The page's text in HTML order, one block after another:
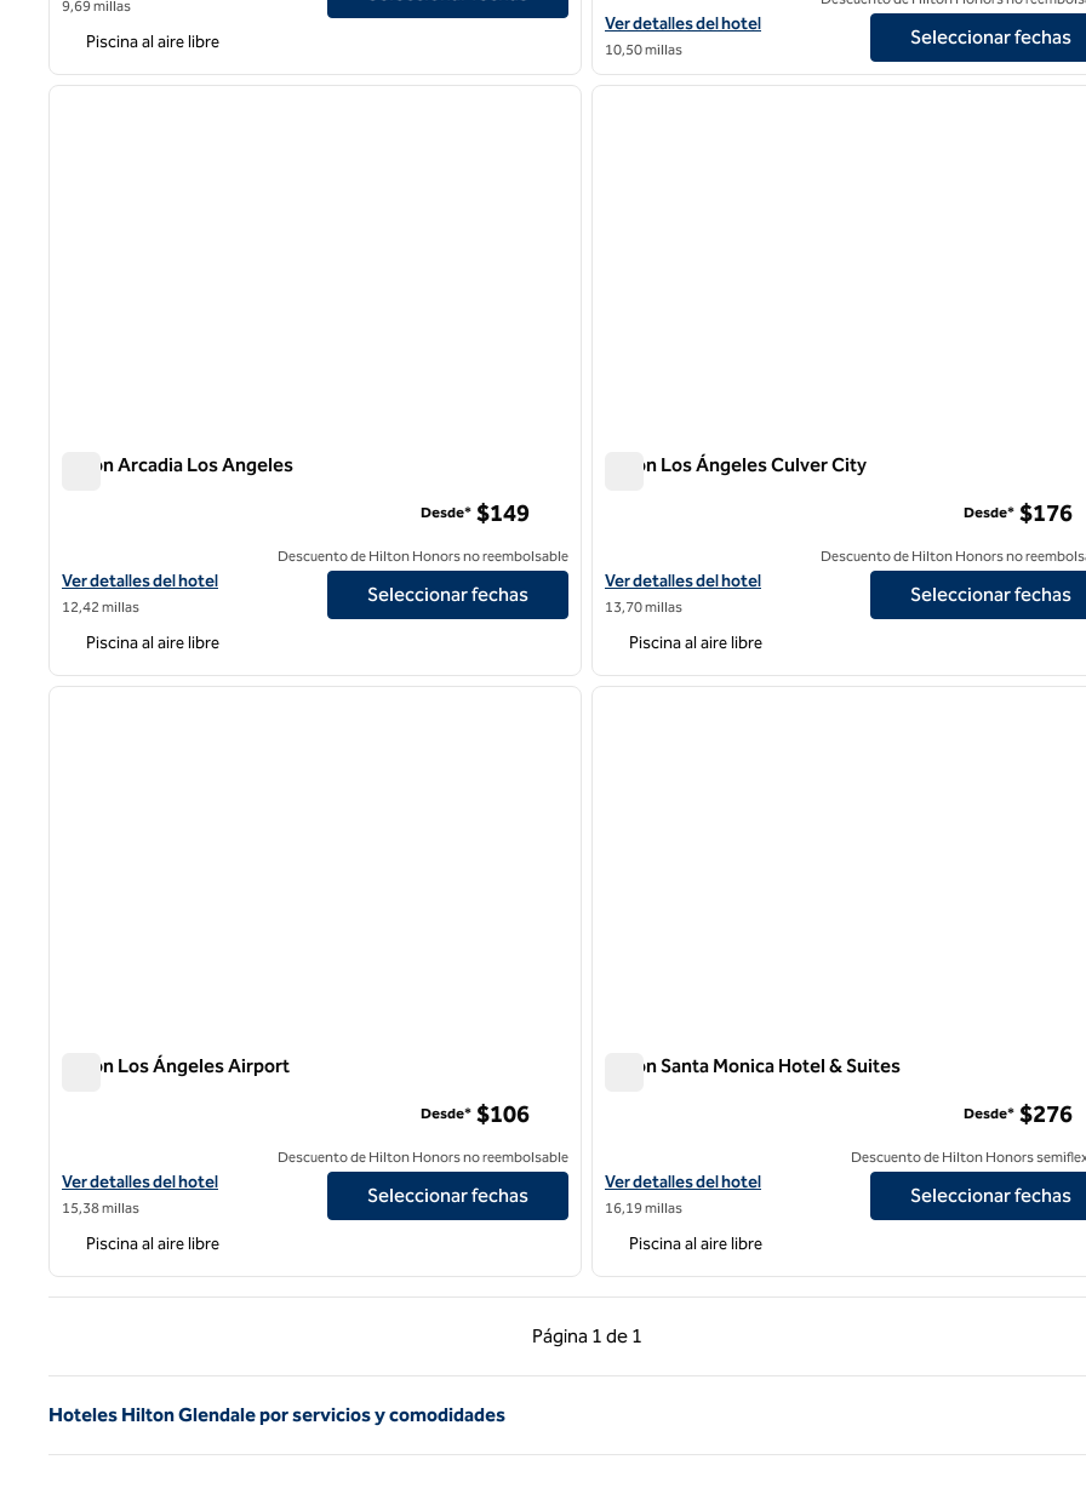
9,69 millas
Piscina al aire libre
Ver detalles del hotel The Beverly Hilton
Ver detalles del hotel
10,50 millas
Seleccionar fechas
1 de 12
siguiente imagen
Hilton Arcadia Los Angeles
Ver detalles del hotel Hilton Arcadia Los Angeles
Ver detalles del hotel
12,42 millas
Desde* $149
Descuento de Hilton Honors no reembolsable
Seleccionar fechas
Piscina al aire libre
1
1 de 12
Hilton Los Ángeles Culver City
Ver detalles del hotel Hilton Los Angeles Culver City
Ver detalles del hotel
13,70 millas
Desde* $176
Descuento de Hilton Honors no
Seleccionar fechas
Piscina al aire libre
1 de 12
siguiente imagen
Hilton Los Ángeles Airport
Ver detalles del hotel Hilton Los Angeles Airport
Ver detalles del hotel
15,38 millas
Desde* $106
Descuento de Hilton Honors no reembolsable
Seleccionar fechas
Piscina al aire libre
1 de 12
Hilton Santa Monica Hotel & Suites
Ver detalles del hotel Hilton Santa Monica Hotel & Suites
Ver detalles del hotel
16,19 millas
Desde* $276
Descuento de Hilton Honors
Seleccionar fechas
Piscina al aire libre
Página 1 de 1
Página anterior, 1 de 1
Página 1 de 1
Hoteles Hilton Glendale por servicios y comodidades